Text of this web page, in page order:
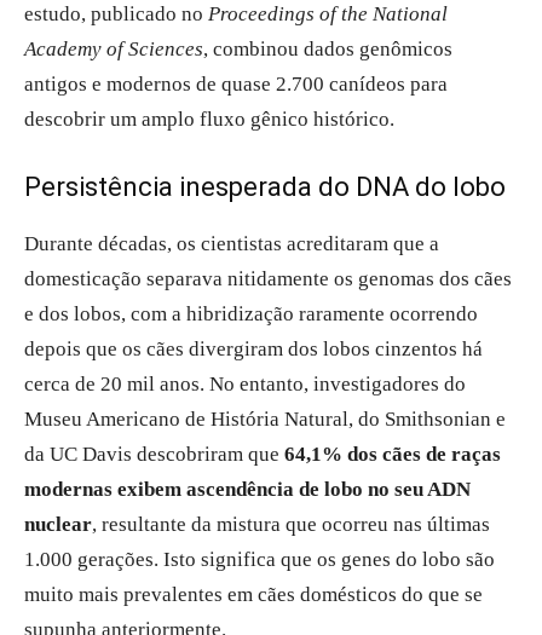
estudo, publicado no Proceedings of the National
Academy of Sciences, combinou dados genômicos
antigos e modernos de quase 2.700 canídeos para
descobrir um amplo fluxo gênico histórico.
Persistência inesperada do DNA do lobo
Durante décadas, os cientistas acreditaram que a
domesticação separava nitidamente os genomas dos cães
e dos lobos, com a hibridização raramente ocorrendo
depois que os cães divergiram dos lobos cinzentos há
cerca de 20 mil anos. No entanto, investigadores do
Museu Americano de História Natural, do Smithsonian e
da UC Davis descobriram que 64,1% dos cães de raças
modernas exibem ascendência de lobo no seu ADN
nuclear, resultante da mistura que ocorreu nas últimas
1.000 gerações. Isto significa que os genes do lobo são
muito mais prevalentes em cães domésticos do que se
supunha anteriormente.